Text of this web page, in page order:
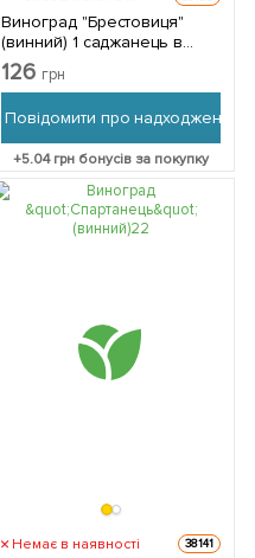
Виноград "Брестовиця"
(винний) 1 саджанець в
упаковці
126 грн
Повідомити про надходження
+5.04грн бонусів за покупку
Немає в наявності 38141